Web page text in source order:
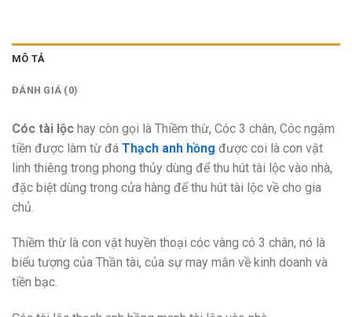
MÔ TẢ
ĐÁNH GIÁ (0)
Cóc tài lộc hay còn gọi là Thiềm thừ, Cóc 3 chân, Cóc ngậm
tiền được làm từ đá Thạch anh hồng được coi là con vật
linh thiêng trong phong thủy dùng để thu hút tài lộc vào nhà,
đặc biệt dùng trong cửa hàng để thu hút tài lộc về cho gia
chủ.
Thiềm thừ là con vật huyền thoại cóc vàng có 3 chân, nó là
biểu tượng của Thần tài, của sự may mắn về kinh doanh và
tiền bạc.